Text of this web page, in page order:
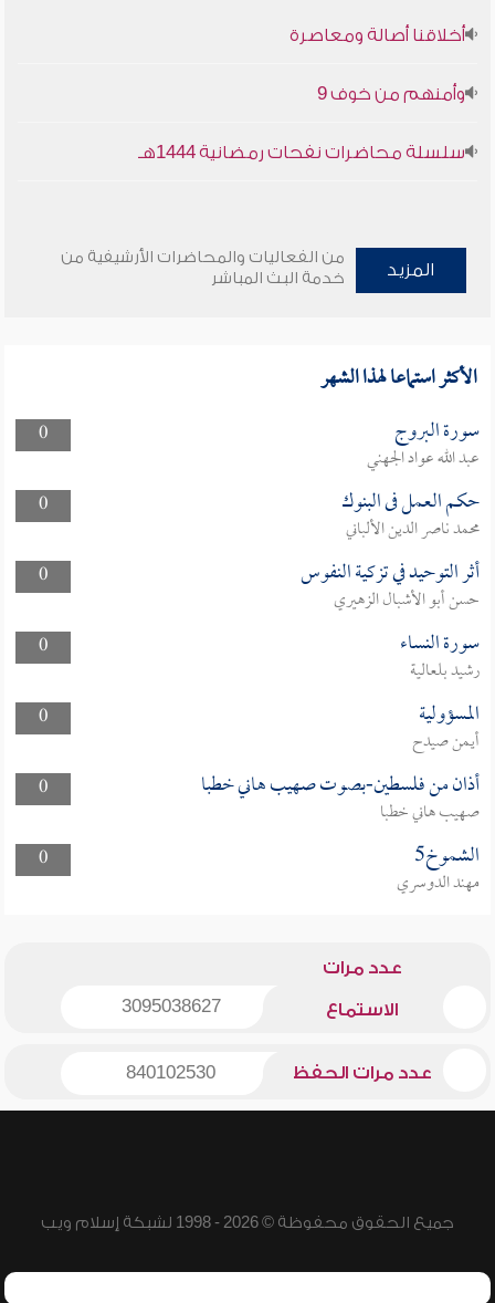
أخلاقنا أصالة ومعاصرة
وأمنهم من خوف 9
سلسلة محاضرات نفحات رمضانية 1444هـ
المزيد
من الفعاليات والمحاضرات الأرشيفية من
خدمة البث المباشر
الأكثر استماعا لهذا الشهر
0 سورة البروج
عبد الله عواد الجهني
0
حكم العمل فى البنوك
محمد ناصر الدين الألباني
0
أثر التوحيد في تزكية النفوس
حسن أبو الأشبال الزهيري
0
سورة النساء
رشيد بلعالية
0
المسؤولية
أيمن صيدح
0
أذان من فلسطين-بصوت صهيب هاني خطبا
صهيب هاني خطبا
0
الشموخ5
مهند الدوسري
عدد مرات
الاستماع 3095038627
عدد مرات الحفظ 840102530
جميع الحقوق محفوظة © 2026 - 1998 لشبكة إسلام ويب